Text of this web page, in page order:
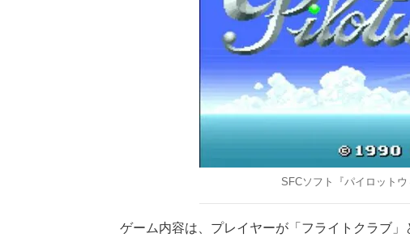
SFCソフト『パイロット
ゲーム内容は、プレイヤーが「フライトクラブ」